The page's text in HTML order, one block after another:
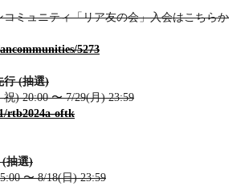
ミュニティ「リア友の会」入会はこちらか
5273
行 (抽選)
) 20:00 〜 7/29(月) 23:59
rtb2024a-oftk
(抽選)
〜 8/18(日) 23:59